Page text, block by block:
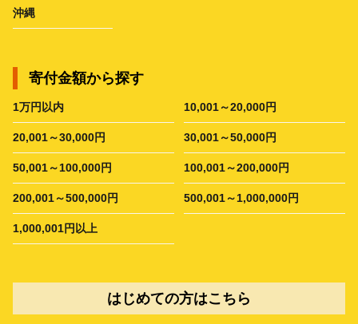
沖縄
寄付金額から探す
1万円以内 10,001～20,000円
20,001～30,000円 30,001～50,000円
50,001～100,000円 100,001～200,000円
200,001～500,000円 500,001～1,000,000円
1,000,001円以上
はじめての方はこちら